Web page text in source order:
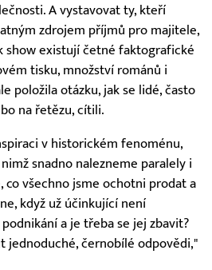
A vystavovat ty, kteří
zdrojem příjmů pro majitele,
show existují četné faktografické
tisku, množství románů i
položila otázku, jak se lidé, často
na řetězu, cítili.
v historickém fenoménu,
snadno nalezneme paralely i
co všechno jsme ochotni prodat a
když už účinkující není
a je třeba se jej zbavit?
jednoduché, černobílé odpovědi,"